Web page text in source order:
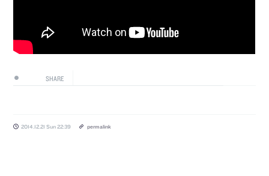
SHARE
2014.12.21 Sun 22:39 permalink